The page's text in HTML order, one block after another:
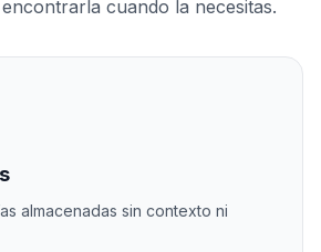
cuando la necesitas.
almacenadas sin contexto ni